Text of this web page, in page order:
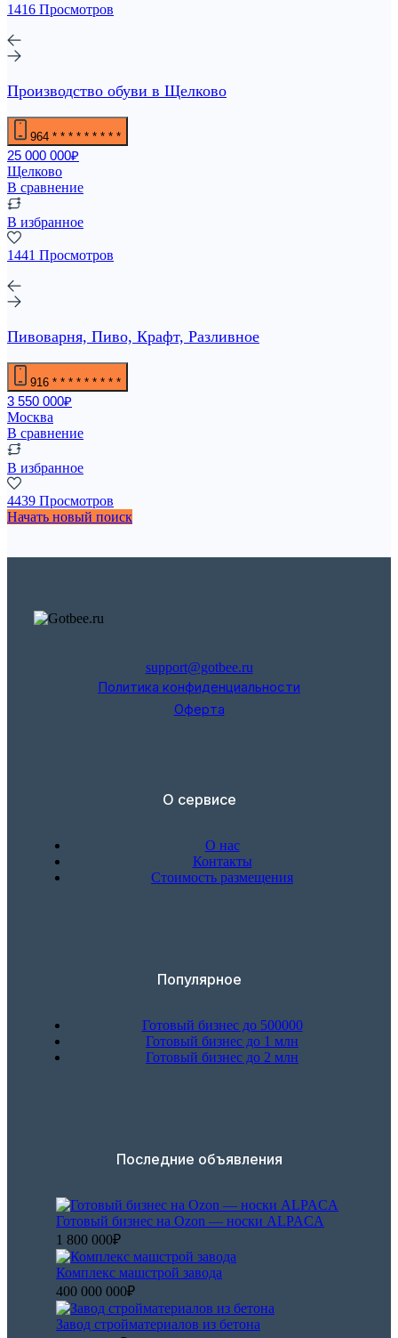
1416 Просмотров
Производство обуви в Щелково
964 * * * * * * * * *
25 000 000₽
Щелково
В сравнение
В избранное
1441 Просмотров
Пивоварня, Пиво, Крафт, Разливное
916 * * * * * * * * *
3 550 000₽
Москва
В сравнение
В избранное
4439 Просмотров
Начать новый поиск
support@gotbee.ru
Политика конфиденциальности
Оферта
О сервисе
О нас
Контакты
Стоимость размещения
Популярное
Готовый бизнес до 500000
Готовый бизнес до 1 млн
Готовый бизнес до 2 млн
Последние объявления
Готовый бизнес на Ozon — носки ALPACA
1 800 000₽
Комплекс машстрой завода
400 000 000₽
Завод стройматериалов из бетона